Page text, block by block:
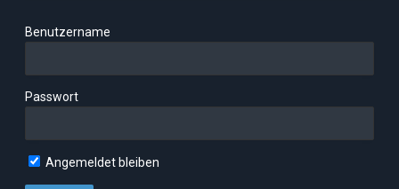
Benutzername
Passwort
Angemeldet bleiben